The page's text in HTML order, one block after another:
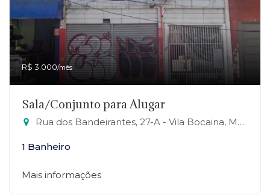
R$ 3.000/mês
Sala/Conjunto para Alugar
Rua dos Bandeirantes, 27-A - Vila Bocaina, Mauá-SP
1 Banheiro
Mais informações